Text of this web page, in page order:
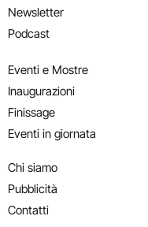
Newsletter
Podcast
Eventi e Mostre
Inaugurazioni
Finissage
Eventi in giornata
Chi siamo
Pubblicità
Contatti